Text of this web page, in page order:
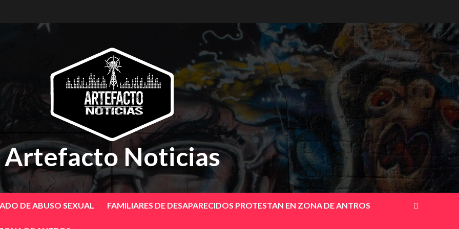
Artefacto Noticias
DE ABUSO SEXUAL FAMILIARES DE DESAPARECIDOS PROTESTAN EN ZONA DE ANTROS